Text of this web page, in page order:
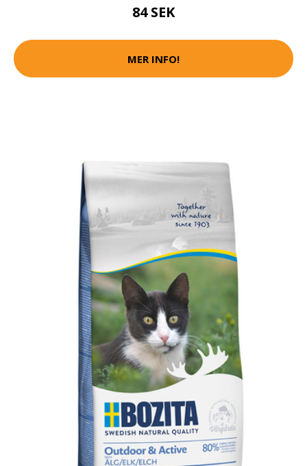
84 SEK
MER INFO!